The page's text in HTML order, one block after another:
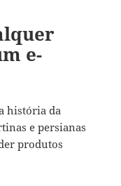
e-
história da
e persianas
produtos